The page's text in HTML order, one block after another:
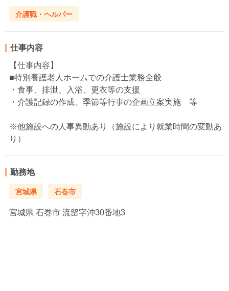
介護職・ヘルパー
仕事内容
【仕事内容】
■特別養護老人ホームでの介護士業務全般
・食事、排泄、入浴、更衣等の支援
・介護記録の作成、季節等行事の企画立案実施 等
※他施設への人事異動あり（施設により就業時間の変動あ
り）
勤務地
宮城県 石巻市
宮城県 石巻市 流留字沖30番地3